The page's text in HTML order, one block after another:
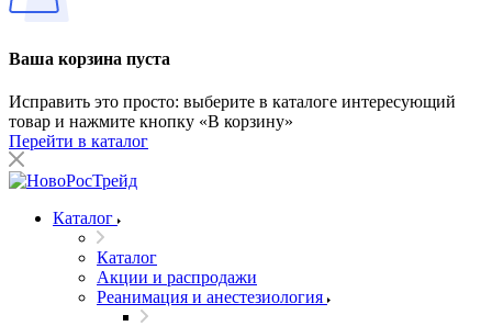
Ваша корзина пуста
Исправить это просто: выберите в каталоге интересующий
товар и нажмите кнопку «В корзину»
Перейти в каталог
Каталог
Каталог
Акции и распродажи
Реанимация и анестезиология